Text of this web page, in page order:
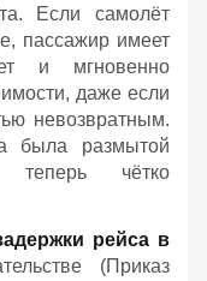
Если самолёт
пассажир имеет
и мгновенно
даже если
невозвратным.
была размытой
чётко
рейса в
(Приказ